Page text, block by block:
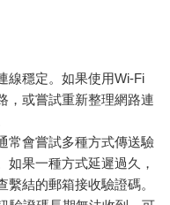
線穩定。如果使用Wi-Fi
，或嘗試重新整理網路連
常會嘗試多種方式傳送驗
如果一種方式延遲過久，
結的郵箱接收驗證碼。